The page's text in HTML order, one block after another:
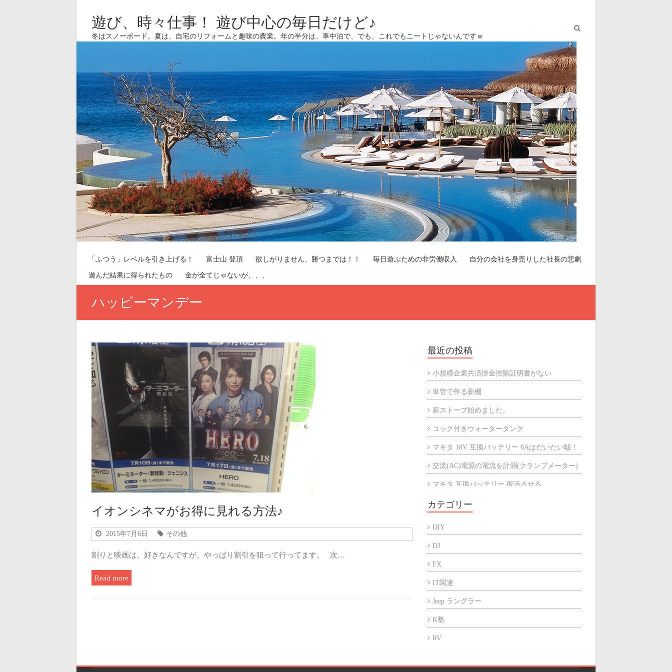
遊び、時々仕事！ 遊び中心の毎日だけど♪
冬はスノーボード。夏は、自宅のリフォームと趣味の農業。年の半分は、車中泊で、でも、これでもニートじゃないんですｗ
「ふつう」レベルを引き上げる！ 富士山 登頂 欲しがりません、勝つまでは！！ 毎日遊ぶための非労働収入 自分の会社を身売りした社長の悲劇
遊んだ結果に得られたもの 金が全てじゃないが、、、
ハッピーマンデー
イオンシネマがお得に見れる方法♪
2015年7月6日 その他
割りと映画は、好きなんですが、やっぱり割引を狙って行ってます。 次…
Read more
最近の投稿
小規模企業共済掛金控除証明書がない
単管で作る薪棚
薪ストーブ始めました。
コック付きウォータータンク
マキタ 18V 互換バッテリー 6Aはだいたい嘘！
交流(AC)電源の電流を計測(クランプメーター)
マキタ 互換バッテリー 復活させる
マキタ 互換バッテリーが充電できない
カテゴリー
DIY
DJ
FX
IT関連
Jeep ラングラー
K塾
RV